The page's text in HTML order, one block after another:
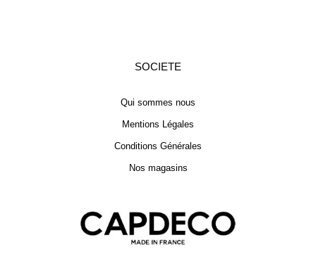
SOCIETE
Qui sommes nous
Mentions Légales
Conditions Générales
Nos magasins